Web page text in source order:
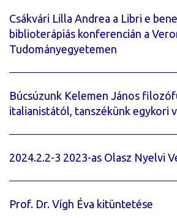
Csákvári Lilla Andrea a Libri e
biblioterápiás konferencián a
Tudományegyetemen
Búcsúzunk Kelemen János
italianistától, tanszékünk egykori
2024.2.2-3 2023-as Olasz Nyelvi
Prof. Dr. Vígh Éva kitüntetése